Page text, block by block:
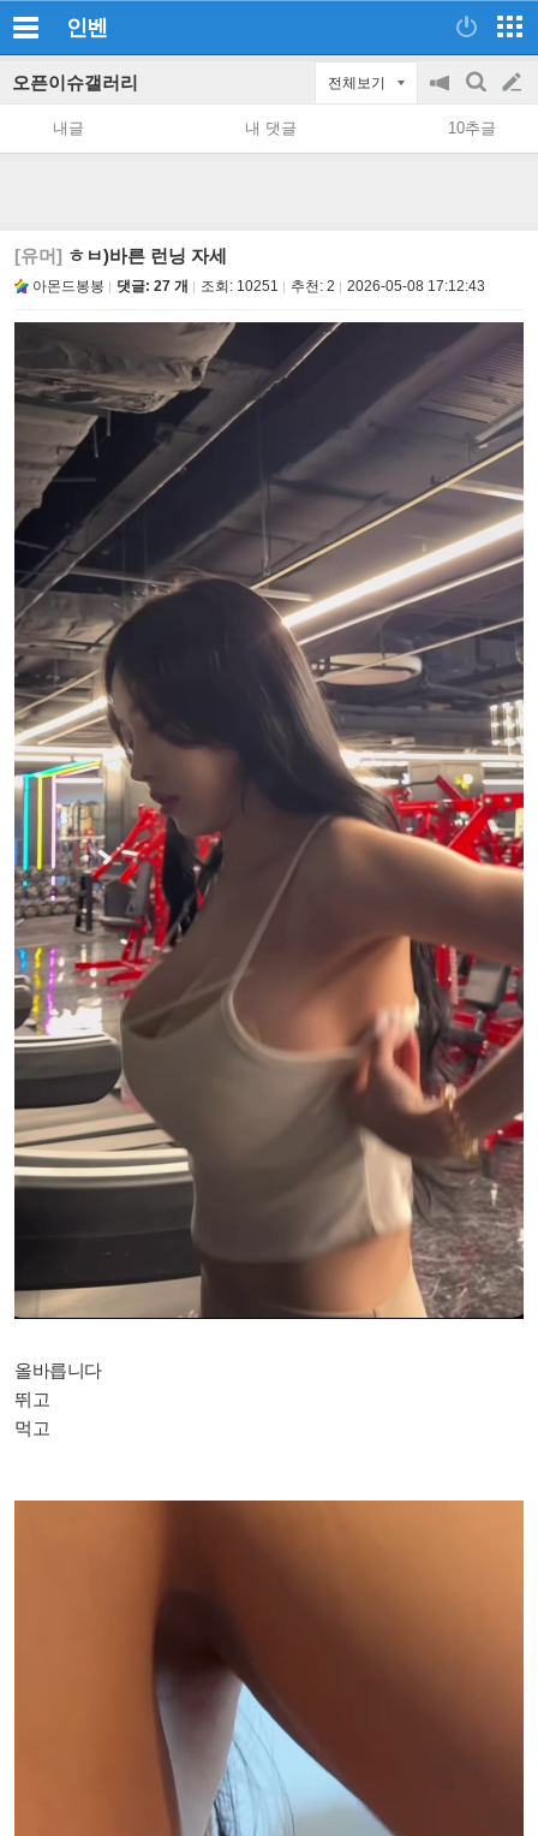
인벤
오픈이슈갤러리 전체보기
공
지
on/off
검
색
글
쓰
내글 내 댓글 10추글
[유머] ㅎㅂ)바른 런닝 자세
아몬드봉봉 댓글: 27 개 조회: 10251 추천: 2 2026-05-08 17:12:43
올바릅니다
뛰고
먹고